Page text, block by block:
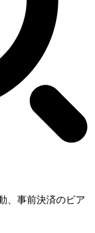
、事前決済のビア